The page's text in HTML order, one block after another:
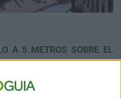
A 5 METROS SOBRE EL
su punto más alto está a